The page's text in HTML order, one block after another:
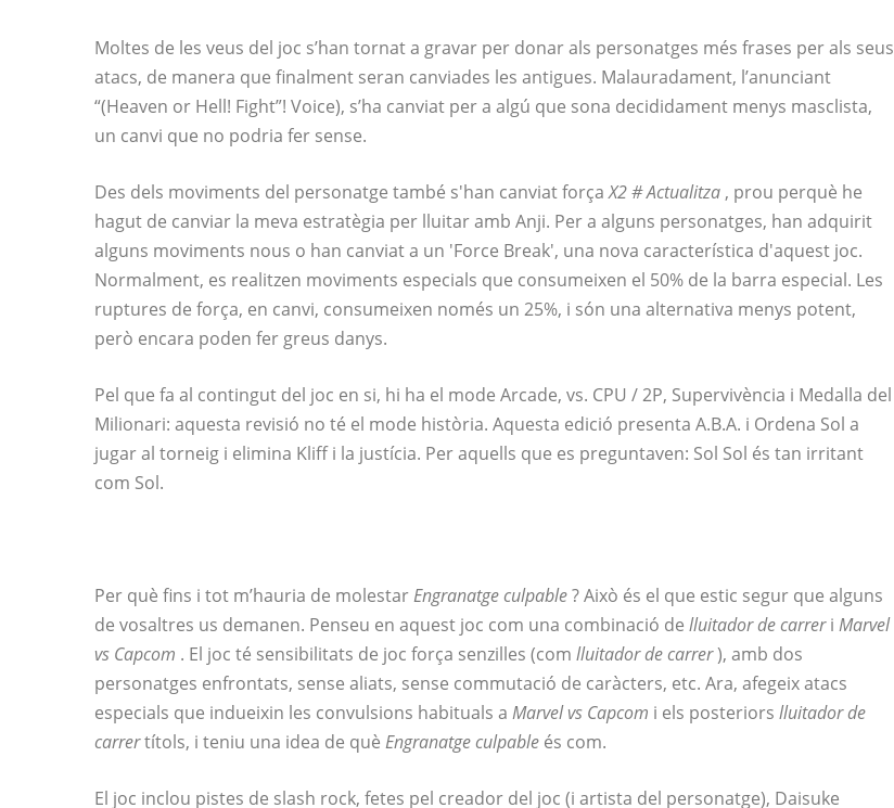
Moltes de les veus del joc s’han tornat a gravar per donar als personatges més frases per als seus
atacs, de manera que finalment seran canviades les antigues. Malauradament, l’anunciant
“(Heaven or Hell! Fight”! Voice), s’ha canviat per a algú que sona decididament menys masclista,
un canvi que no podria fer sense.
Des dels moviments del personatge també s'han canviat forçaX2 # Actualitza , prou perquè he
hagut de canviar la meva estratègia per lluitar amb Anji. Per a alguns personatges, han adquirit
alguns moviments nous o han canviat a un 'Force Break', una nova característica d'aquest joc.
Normalment, es realitzen moviments especials que consumeixen el 50% de la barra especial. Les
ruptures de força, en canvi, consumeixen només un 25%, i són una alternativa menys potent,
però encara poden fer greus danys.
Pel que fa al contingut del joc en si, hi ha el mode Arcade, vs. CPU / 2P, Supervivència i Medalla del
Milionari: aquesta revisió no té el mode història. Aquesta edició presenta A.B.A. i Ordena Sol a
jugar al torneig i elimina Kliff i la justícia. Per aquells que es preguntaven: Sol Sol és tan irritant
com Sol.
Per què fins i tot m’hauria de molestarEngranatge culpable? Això és el que estic segur que alguns
de vosaltres us demanen. Penseu en aquest joc com una combinació de lluitador de carreri Marvel
vs Capcom . El joc té sensibilitats de joc força senzilles (com lluitador de carrer), amb dos
personatges enfrontats, sense aliats, sense commutació de caràcters, etc. Ara, afegeix atacs
especials que indueixin les convulsions habituals a Marvel vs Capcom i els posteriors lluitador de
carrertítols, i teniu una idea de què Engranatge culpable és com.
El joc inclou pistes de slash rock, fetes pel creador del joc (i artista del personatge), Daisuke